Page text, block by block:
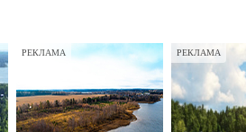
РЕКЛАМА РЕКЛАМА